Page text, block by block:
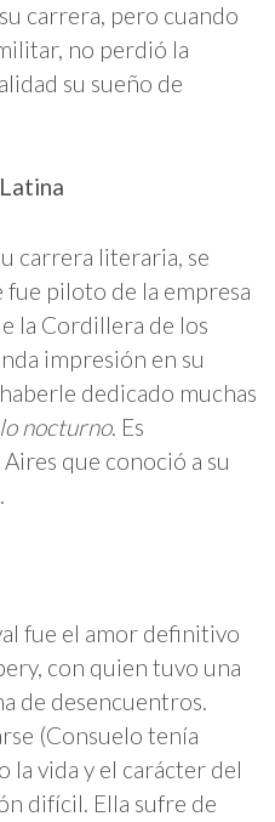
carrera, pero cuando
no perdió la
su sueño de
carrera literaria, se
fue piloto de la empresa
la Cordillera de los
impresión en su
dedicado muchas
nocturno. Es
que conoció a su
fue el amor definitivo
con quien tuvo una
de desencuentros.
(Consuelo tenía
la vida y el carácter del
difícil. Ella sufre de